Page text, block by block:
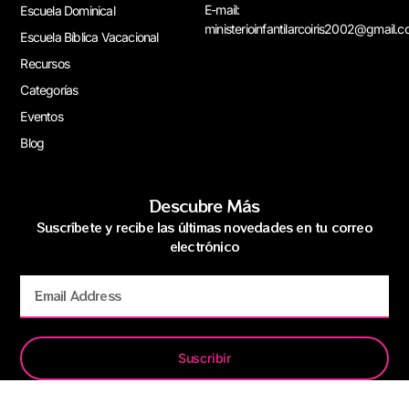
Escuela Dominical
Escuela Bíblica Vacacional
Recursos
Categorías
Eventos
Blog
E-mail:
Descubre Más
Suscríbete y recibe las últimas novedades en tu correo
electrónico
Suscribir